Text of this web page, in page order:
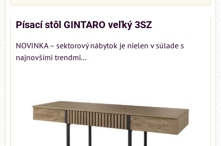
Písací stôl GINTARO veľký 3SZ
NOVINKA – sektorový nábytok je nielen v súlade s
najnovšími trendmi...